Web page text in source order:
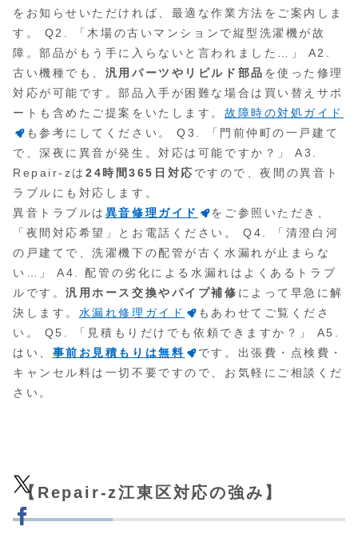
をお知らせいただければ、最適な作業方法をご案内しま
す。 Q2. 「木場の古いマンションで縦型洗濯機が故
障。部品がもう手に入らないと言われました…」 A2.
古い機種でも、 汎用パーツやリビルド部品 を使った修理
対応が可能です。部品入手が困難な場合は買い替えサポ
ートも含めたご提案をいたします。 故障時の対処ガイド
も参考にしてください。 Q3. 「門前仲町の一戸建て
で、深夜に異音が発生。対応は可能ですか？」 A3.
Repair-zは24時間365日対応 ですので、夜間の異音ト
ラブルにも対応します。
異音トラブルは 異音修理ガイド
をご参照いただき、
「夜間対応希望」とお電話ください。 Q4. 「清澄白河
の戸建てで、洗濯機下の配管が古く水漏れが止まらな
い…」 A4. 配管の劣化による水漏れはよくあるトラブ
ルです。汎用ホース交換やパイプ補修 によって早急に解
決します。 水漏れ修理ガイド
もあわせてご覧くださ
い。 Q5. 「見積もりだけでも依頼できますか？」 A5.
はい、 事前お見積もりは無料
です。出張費・点検費・
キャンセル料は一切不要ですので、お気軽にご相談くだ
さい。
【Repair-z江東区対応の強み】